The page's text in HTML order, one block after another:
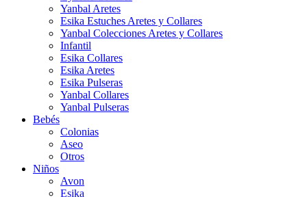
Yanbal Aretes
Esika Estuches Aretes y Collares
Yanbal Colecciones Aretes y Collares
Infantil
Esika Collares
Esika Aretes
Esika Pulseras
Yanbal Collares
Yanbal Pulseras
Bebés
Colonias
Aseo
Otros
Niños
Avon
Esika